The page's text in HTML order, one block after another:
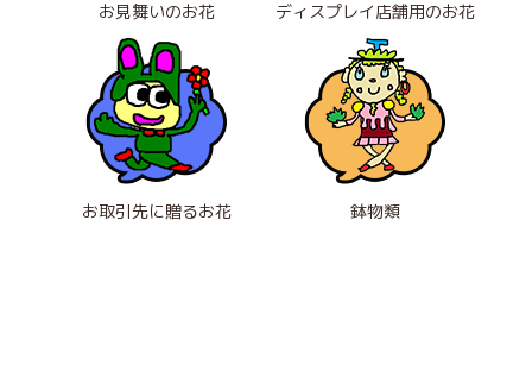
お見舞いのお花 ディスプレイ店舗用のお花
お取引先に贈るお花 鉢物類